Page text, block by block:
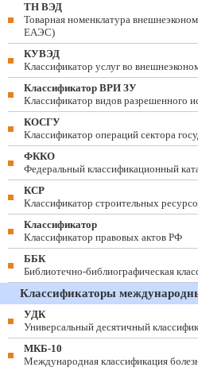
ТН ВЭД
Товарная номенклатура
ЕАЭС)
КУВЭД
Классификатор услуг во
Классификатор ВРИ ЗУ
Классификатор видов разрешенного
КОСГУ
Классификатор операций сектора
ФККО
Федеральный классификационный
КСР
Классификатор строительных
Классификатор
Классификатор правовых актов РФ
ББК
Библиотечно-библиографическая
Классификаторы
УДК
Универсальный десятичный
МКБ-10
Международная классификация